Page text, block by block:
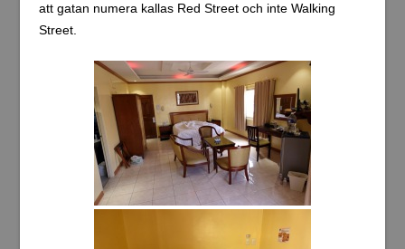
att gatan numera kallas Red Street och inte Walking
Street.